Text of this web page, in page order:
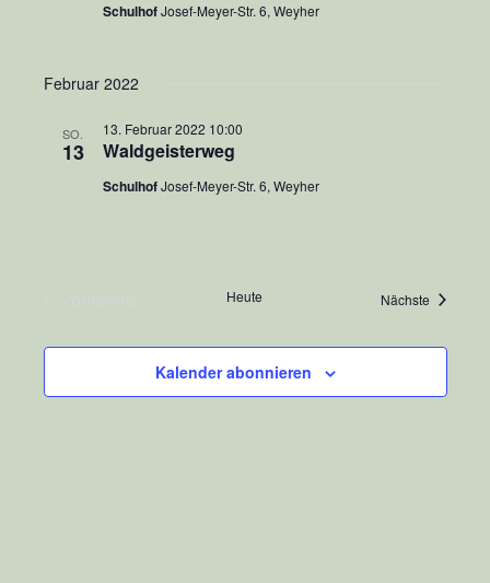
SchulhofJosef-Meyer-Str. 6, Weyher
Februar 2022
SO.
13 Waldgeisterweg
13. Februar 2022 10:00
SchulhofJosef-Meyer-Str. 6, Weyher
Heute Nächste
Kalender abonnieren